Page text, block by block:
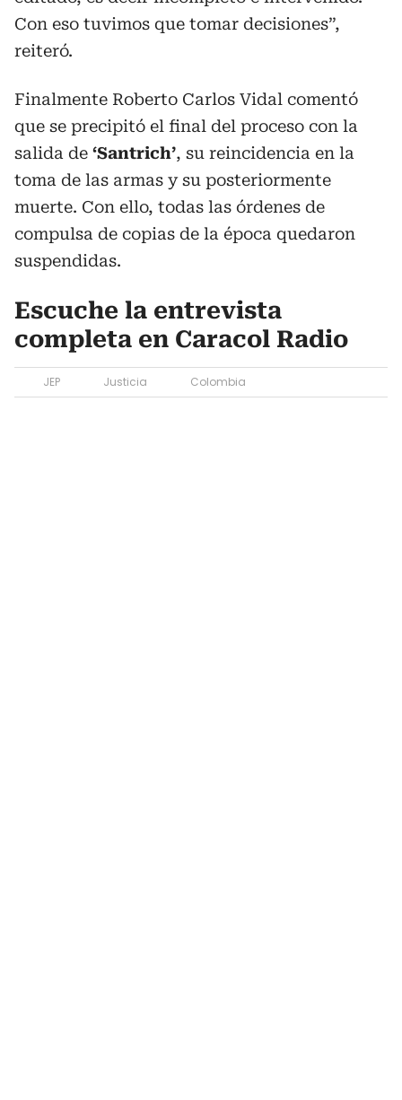
Con eso tuvimos que tomar decisiones”,
reiteró.
Finalmente Roberto Carlos Vidal comentó
que se precipitó el final del proceso con la
salida de ‘Santrich’, su reincidencia en la
toma de las armas y su posteriormente
muerte. Con ello, todas las órdenes de
compulsa de copias de la época quedaron
suspendidas.
Escuche la entrevista
completa en Caracol Radio
JEP Justicia Colombia